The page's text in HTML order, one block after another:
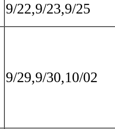
9/22,9/23,9/25
9/29,9/30,10/02